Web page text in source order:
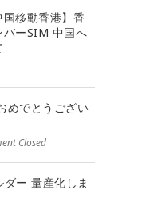
国移動香港】香
バーSIM 中国へ
めでとうござい
Closed
ー 量産化しま